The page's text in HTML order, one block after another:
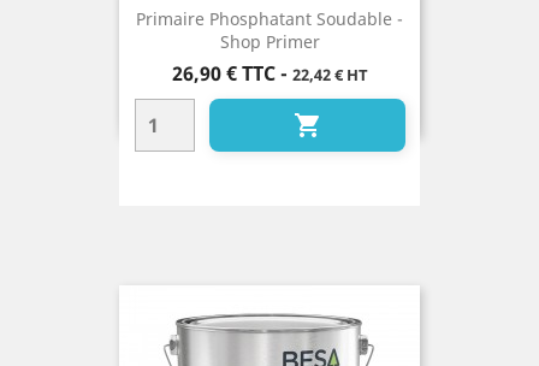
Primaire Phosphatant Soudable -
Shop Primer
Prix
26,90 € TTC- 22,42 € HT
